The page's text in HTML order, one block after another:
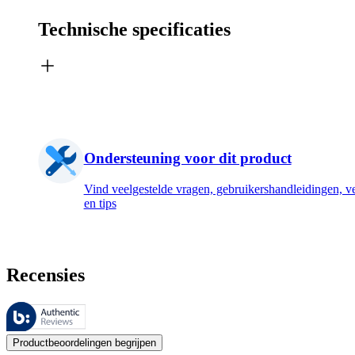
Technische specificaties
Ondersteuning voor dit product
Vind veelgestelde vragen, gebruikershandleidingen,
en tips
Recensies
Deze beoordelingen worden beheerd door Bazaarvoice en voldoen
De mening van onze klanten is nuttig voor iedereen, of het nu een
Productbeoordelingen begrijpen